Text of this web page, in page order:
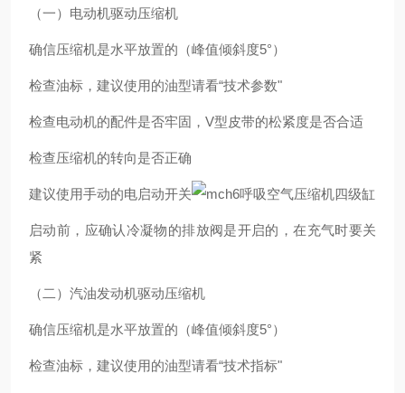
（一）电动机驱动压缩机
确信压缩机是水平放置的（峰值倾斜度5°）
检查油标，建议使用的油型请看“技术参数"
检查电动机的配件是否牢固，V型皮带的松紧度是否合适
检查压缩机的转向是否正确
建议使用手动的电启动开关
启动前，应确认冷凝物的排放阀是开启的，在充气时要关
紧
（二）汽油发动机驱动压缩机
确信压缩机是水平放置的（峰值倾斜度5°）
检查油标，建议使用的油型请看“技术指标"